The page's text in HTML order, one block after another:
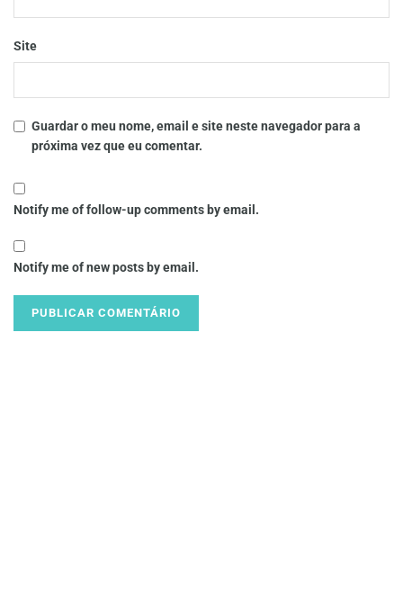
Site
Guardar o meu nome, email e site neste navegador para a
próxima vez que eu comentar.
Notify me of follow-up comments by email.
Notify me of new posts by email.